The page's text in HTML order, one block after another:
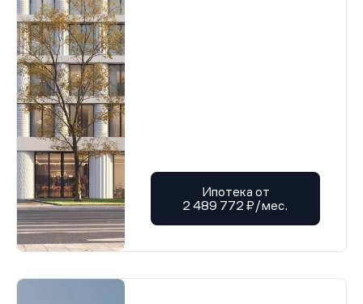
Ипотека от
2 489 772 ₽/мес.